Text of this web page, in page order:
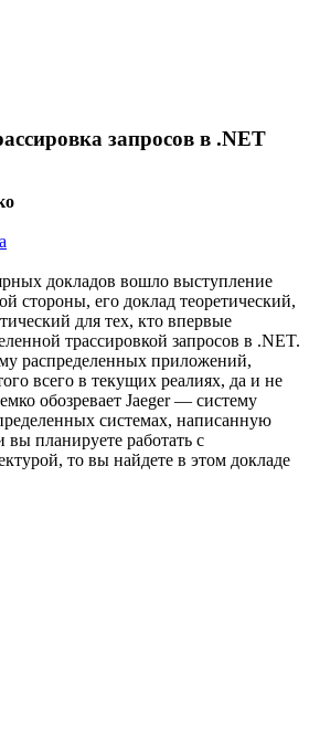
запросов в .NET
докладов вошло выступление
стороны, его доклад теоретический,
для тех, кто впервые
трассировкой запросов в .NET.
распределенных приложений,
всего в текущих реалиях, да и не
обозревает Jaeger — систему
системах, написанную
планируете работать с
то вы найдете в этом докладе